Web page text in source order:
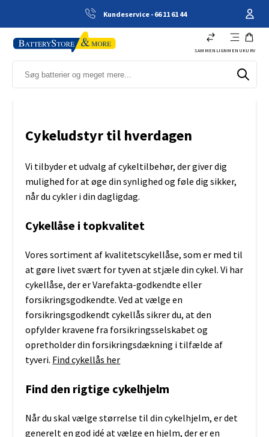
Kundeservice - 66 11 61 44
SAMMENLIGN MENU KURV
Cykeludstyr til hverdagen
Vi tilbyder et udvalg af cykeltilbehør, der giver dig
mulighed for at øge din synlighed og føle dig sikker,
når du cykler i din dagligdag.
Cykellåse i topkvalitet
Vores sortiment af kvalitetscykellåse, som er med til
at gøre livet svært for tyven at stjæle din cykel. Vi har
cykellåse, der er Varefakta-godkendte eller
forsikringsgodkendte. Ved at vælge en
forsikringsgodkendt cykellås sikrer du, at den
opfylder kravene fra forsikringsselskabet og
opretholder din forsikringsdækning i tilfælde af
tyveri. Find cykellås her
Find den rigtige cykelhjelm
Når du skal vælge størrelse til din cykelhjelm, er det
generelt en god idé at vælge en hjelm, der er en